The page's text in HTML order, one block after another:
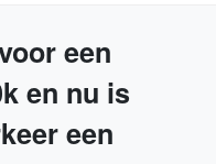
een
en nu is
een